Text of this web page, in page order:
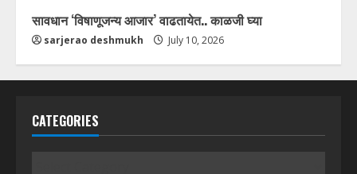
सावधान ‘विषाणूजन्य आजार’ वाढतायेत.. काळजी घ्या
sarjerao deshmukh July 10, 2026
CATEGORIES